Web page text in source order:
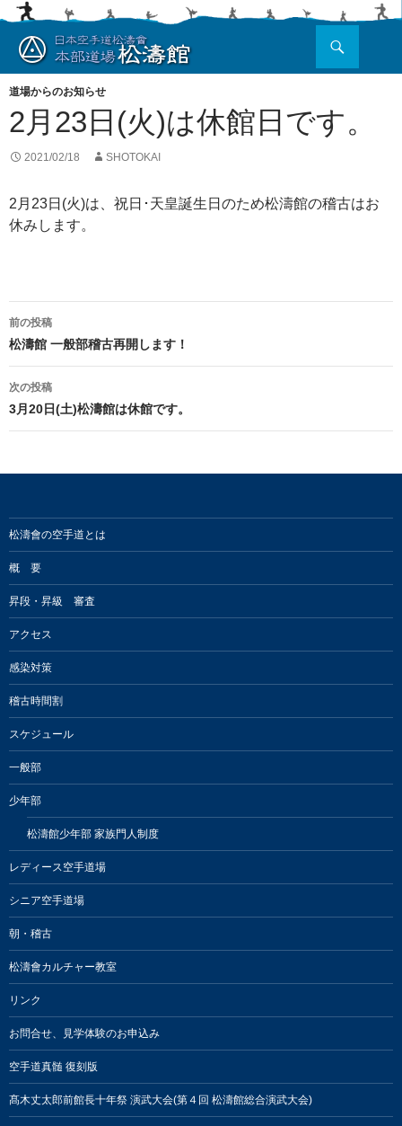
コ
テ
ン
ツ
へ
ッ
プ
道場からのお知らせ
2月23日(火)は休館日です。
2021/02/18 SHOTOKAI
2月23日(火)は、祝日･天皇誕生日のため松濤館の稽古はお
休みします。
投
稿
ナ
ビ
ー
ョ
ン
前の投稿
松濤館 一般部稽古再開します！
次の投稿
3月20日(土)松濤館は休館です。
松濤會の空手道とは
概 要
昇段・昇級 審査
アクセス
感染対策
稽古時間割
スケジュール
一般部
少年部
松濤館少年部 家族門人制度
レディース空手道場
シニア空手道場
朝・稽古
松濤會カルチャー教室
リンク
お問合せ、見学体験のお申込み
空手道真髄 復刻版
髙木丈太郎前館長十年祭 演武大会(第４回 松濤館総合演武大会)